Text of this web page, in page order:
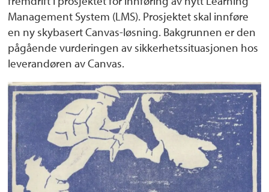
Management System (LMS). Prosjektet skal innføre
en ny skybasert Canvas-løsning. Bakgrunnen er den
pågående vurderingen av sikkerhetssituasjonen hos
leverandøren av Canvas.